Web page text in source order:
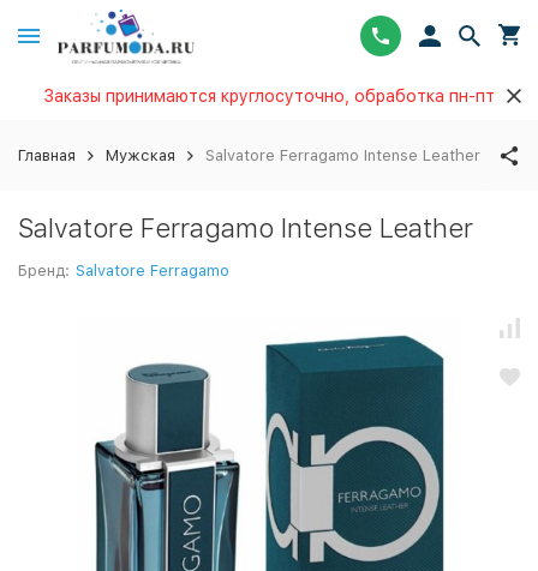
Заказы принимаются круглосуточно, обработка пн-пт
Главная Мужская Salvatore Ferragamo Intense Leather
Salvatore Ferragamo Intense Leather
Бренд: Salvatore Ferragamo